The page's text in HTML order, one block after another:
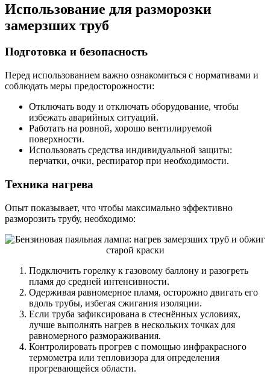
Использование для разморозки
замерзших труб
Подготовка и безопасность
Перед использованием важно ознакомиться с нормативами и
соблюдать меры предосторожности:
Отключать воду и отключать оборудование, чтобы
избежать аварийных ситуаций.
Работать на ровной, хорошо вентилируемой
поверхности.
Использовать средства индивидуальной защиты:
перчатки, очки, респиратор при необходимости.
Техника нагрева
Опыт показывает, что чтобы максимально эффективно
разморозить трубу, необходимо:
Подключить горелку к газовому баллону и разогреть
пламя до средней интенсивности.
Одерживая равномерное пламя, осторожно двигать его
вдоль трубы, избегая сжигания изоляции.
Если труба зафиксирована в стеснённых условиях,
лучше выполнять нагрев в нескольких точках для
равномерного размораживания.
Контролировать прогрев с помощью инфракрасного
термометра или тепловизора для определения
прогревающейся области.